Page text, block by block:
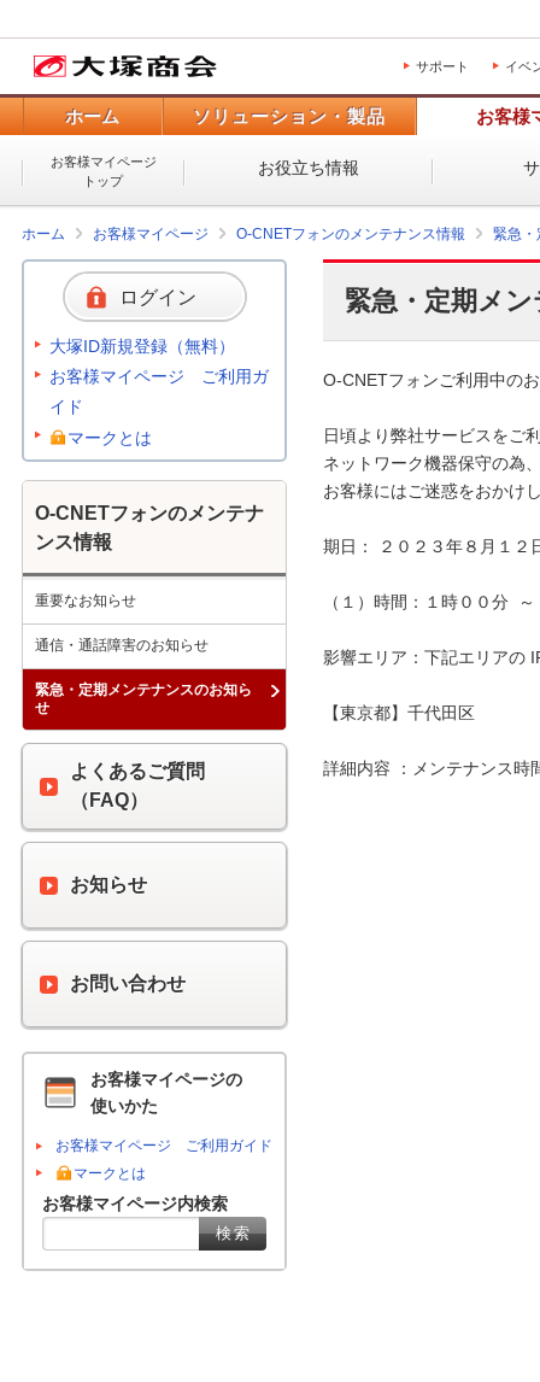
サポート イベ
ホーム ソリューション・製品 お客様
お客様マイページ
トップ
お役立ち情報
ホーム お客様マイページ O-CNETフォンのメンテナンス情報 緊急・
緊急・定期メ
O-CNETフォンご利用中の
日頃より弊社サービスをご
ネットワーク機器保守の為
お客様にはご迷惑をおかけ
期日： ２０２３年８月１２
（１）時間：１時００分
影響エリア：下記エリアの
【東京都】千代田区
詳細内容 ：メンテナンス時
ログイン
大塚ID新規登録（無料）
お客様マイページ ご利用ガ
イド
マークとは
O-CNETフォンのメンテナ
ンス情報
重要なお知らせ
通信・通話障害のお知らせ
緊急・定期メンテナンスのお知ら
せ
よくあるご質問
（FAQ）
お知らせ
お問い合わせ
お客様マイページの
使いかた
お客様マイページ ご利用ガイド
マークとは
お客様マイページ内検索